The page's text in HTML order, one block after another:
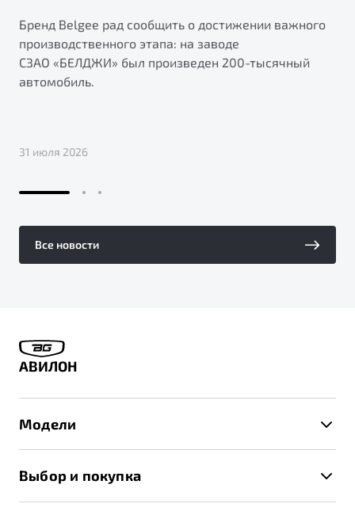
Бренд Belgee рад сообщить о достижении важного
производственного этапа: на заводе
СЗАО «БЕЛДЖИ» был произведен 200-тысячный
автомобиль.
31 июля 2026
Все новости
АВИЛОН
Модели
Выбор и покупка